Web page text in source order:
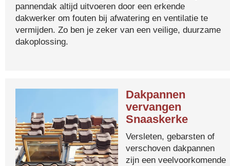
pannendak altijd uitvoeren door een erkende
dakwerker om fouten bij afwatering en ventilatie te
vermijden. Zo ben je zeker van een veilige, duurzame
dakoplossing.
Dakpannen
vervangen
Snaaskerke
Versleten, gebarsten of
verschoven dakpannen
zijn een veelvoorkomende